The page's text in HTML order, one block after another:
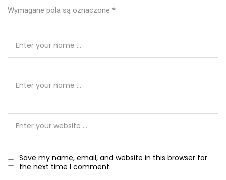
Wymagane pola są oznaczone *
Save my name, email, and website in this browser for
the next time I comment.